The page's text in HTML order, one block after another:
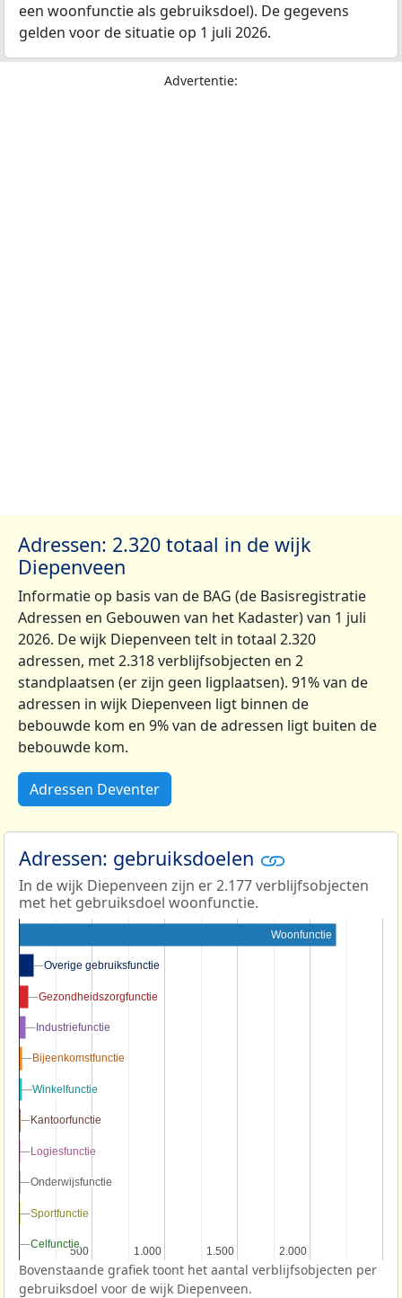
een woonfunctie als gebruiksdoel). De gegevens
gelden voor de situatie op 1 juli 2026.
Advertentie:
Adressen: 2.320 totaal in de wijk
Diepenveen
Informatie op basis van de BAG (de Basisregistratie
Adressen en Gebouwen van het Kadaster) van 1 juli
2026. De wijk Diepenveen telt in totaal 2.320
adressen, met 2.318 verblijfsobjecten en 2
standplaatsen (er zijn geen ligplaatsen). 91% van de
adressen in wijk Diepenveen ligt binnen de
bebouwde kom en 9% van de adressen ligt buiten de
bebouwde kom.
Adressen Deventer
Adressen: gebruiksdoelen
In de wijk Diepenveen zijn er 2.177 verblijfsobjecten
met het gebruiksdoel woonfunctie.
500
500 1.000
1.000 1.500
1.500 2.000
2.000
Woonfunctie
Overige gebruiksfunctie
Overige gebruiksfunctie
Gezondheidszorgfunctie
Gezondheidszorgfunctie
Industriefunctie
Industriefunctie
Bijeenkomstfunctie
Bijeenkomstfunctie
Winkelfunctie
Winkelfunctie
Kantoorfunctie
Kantoorfunctie
Logiesfunctie
Logiesfunctie
Onderwijsfunctie
Onderwijsfunctie
Sportfunctie
Sportfunctie
Celfunctie
Celfunctie
Bovenstaande grafiek toont het aantal verblijfsobjecten per
gebruiksdoel voor de wijk Diepenveen.